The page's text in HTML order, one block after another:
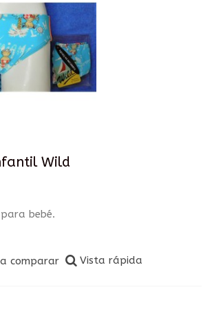
Wild
bebé.
comparar Vista rápida